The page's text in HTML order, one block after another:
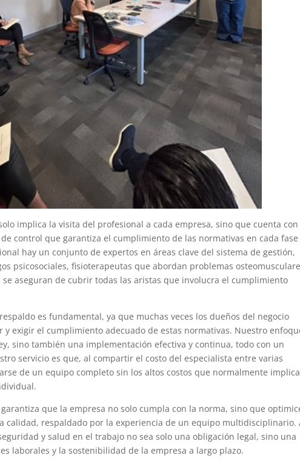
implica la visita del profesional a cada empresa, sino que cuenta
control que garantiza el cumplimiento de las normativas en cada
hay un conjunto de expertos en áreas clave del sistema de gestión,
psicosociales, fisioterapeutas que abordan problemas
aseguran de cubrir todas las aristas que involucra el cumplimiento
es fundamental, ya que muchas veces los dueños del negocio
exigir el cumplimiento adecuado de estas normativas. Nuestro
sino también una implementación efectiva y continua, todo con un
servicio es que, al compartir el costo del especialista entre varias
de un equipo completo sin los altos costos que normalmente
que la empresa no solo cumpla con la norma, sino que
calidad, respaldado por la experiencia de un equipo multidisciplinario.
y salud en el trabajo no sea solo una obligación legal, sino una
laborales y la sostenibilidad de la empresa a largo plazo.